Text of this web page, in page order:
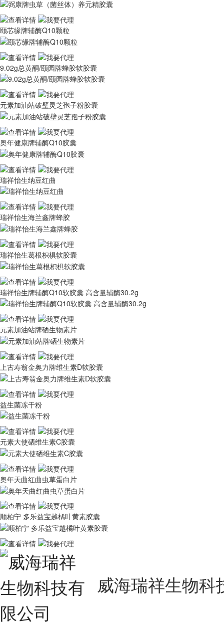
颐芯缘牌辅酶Q10颗粒
9.02g总黄酮/颐园牌蜂胶软胶囊
元素加油站破壁灵芝孢子粉胶囊
奥年健康牌辅酶Q10胶囊
瑞祥怡生纳豆红曲
瑞祥怡生海兰鑫牌蜂胶
瑞祥怡生葛根枳椇软胶囊
瑞祥怡生牌辅酶Q10软胶囊 高含量辅酶30.2g
元素加油站牌硒生物素片
上古寿翁金奥力牌维生素D软胶囊
益生菌冻干粉
元素大使硒维生素C胶囊
奥年天曲红曲虫草蛋白片
顺柏宁 多乐益宝越橘叶黄素胶囊
威海瑞祥生物科